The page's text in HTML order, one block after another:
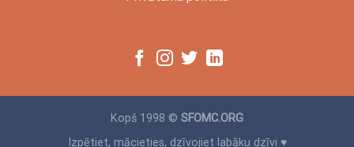
Kopš 1998 © SFOMC.ORG
Izpētiet, mācieties, dzīvojiet labāku dzīvi ♥️